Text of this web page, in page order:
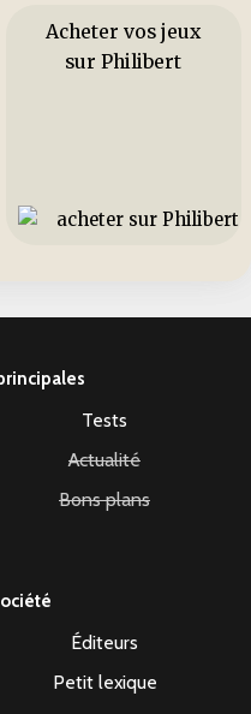
Acheter vos jeux
sur Philibert
Tests
Actualité
Bons plans
Éditeurs
Petit lexique